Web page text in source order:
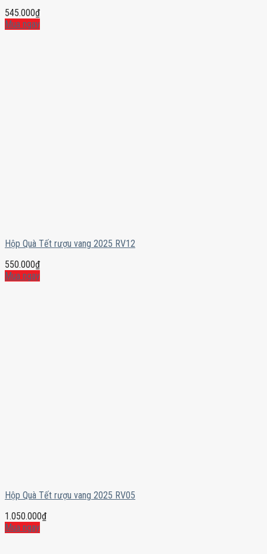
545.000₫
Mua ngay
Hộp Quà Tết rượu vang 2025 RV12
550.000₫
Mua ngay
Hộp Quà Tết rượu vang 2025 RV05
1.050.000₫
Mua ngay